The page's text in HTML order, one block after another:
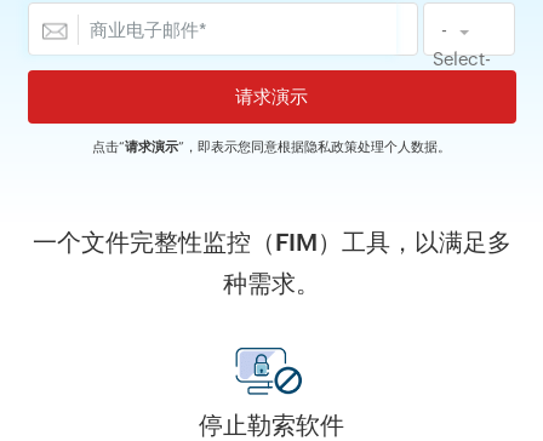
-
Select-
点击“请求演示”，即表示您同意根据隐私政策处理个人数据。
一个文件完整性监控（FIM）工具，以满足多
种需求。
停止勒索软件